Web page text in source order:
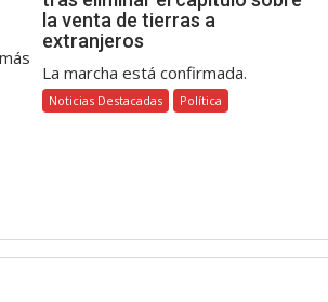
la venta de tierras a
extranjeros
La marcha está confirmada.
Noticias Destacadas Política